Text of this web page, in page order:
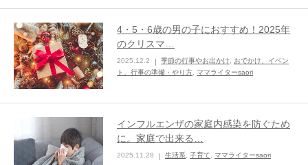
4・5・6歳の男の子におすすめ！2025年
のクリスマ…
2025.12.2 季節の行事やお出かけ
おでかけ、イベン
ト、行事の準備・やり方 ママライターsaori
インフルエンザの家庭内感染を防ぐため
に。家庭で出来る…
2025.11.28 生活系, 子育て, ママライターsaori